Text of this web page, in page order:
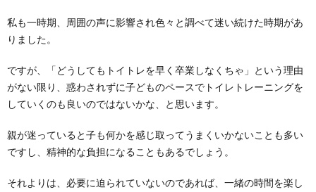
私も一時期、周囲の声に影響され色々と調べて迷い続けた時期があ
りました。
ですが、「どうしてもトイトレを早く卒業しなくちゃ」という理由
がない限り、惑わされずに子どものペースでトイレトレーニングを
していくのも良いのではないかな、と思います。
親が迷っていると子も何かを感じ取ってうまくいかないことも多い
ですし、精神的な負担になることもあるでしょう。
それよりは、必要に迫られていないのであれば、一緒の時間を楽し